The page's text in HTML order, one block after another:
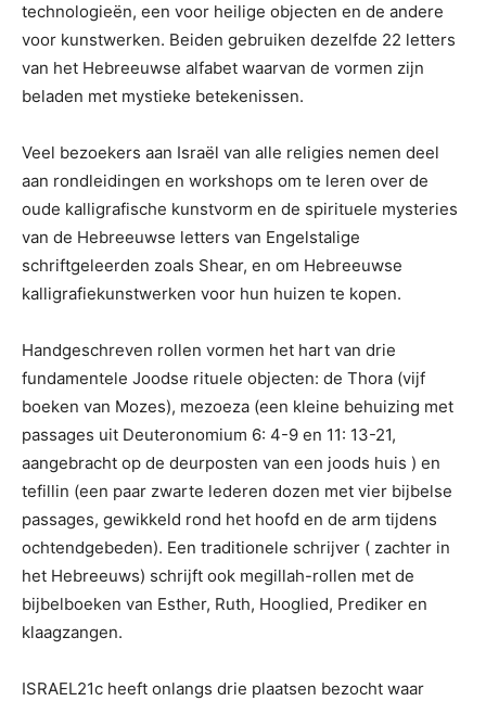
technologieën, een voor heilige objecten en de andere
voor kunstwerken. Beiden gebruiken dezelfde 22 letters
van het Hebreeuwse alfabet waarvan de vormen zijn
beladen met mystieke betekenissen.
Veel bezoekers aan Israël van alle religies nemen deel
aan rondleidingen en workshops om te leren over de
oude kalligrafische kunstvorm en de spirituele mysteries
van de Hebreeuwse letters van Engelstalige
schriftgeleerden zoals Shear, en om Hebreeuwse
kalligrafiekunstwerken voor hun huizen te kopen.
Handgeschreven rollen vormen het hart van drie
fundamentele Joodse rituele objecten: de Thora (vijf
boeken van Mozes), mezoeza (een kleine behuizing met
passages uit Deuteronomium 6: 4-9 en 11: 13-21,
aangebracht op de deurposten van een joods huis ) en
tefillin (een paar zwarte lederen dozen met vier bijbelse
passages, gewikkeld rond het hoofd en de arm tijdens
ochtendgebeden). Een traditionele schrijver ( zachter in
het Hebreeuws) schrijft ook megillah-rollen met de
bijbelboeken van Esther, Ruth, Hooglied, Prediker en
klaagzangen.
ISRAEL21c heeft onlangs drie plaatsen bezocht waar